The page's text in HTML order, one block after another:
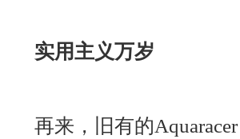
实用主义万岁
再来，旧有的